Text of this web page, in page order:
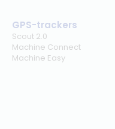
GPS-trackers
Scout 2.0
Machine Connect
Machine Easy